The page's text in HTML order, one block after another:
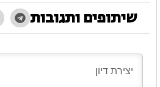
שיתופים ותגובות